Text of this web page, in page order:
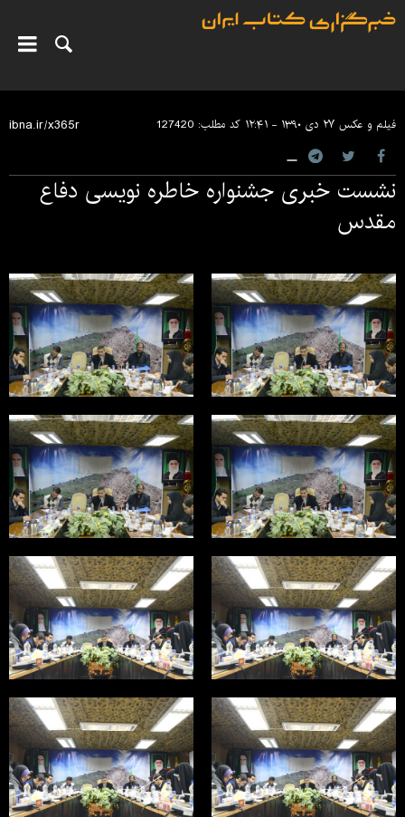
فیلم و عکس ۲۷ دی ۱۳۹۰ - ۱۲:۴۱ کد مطلب: 127420
نشست خبری جشنواره خاطره نویسی دفاع
مقدس